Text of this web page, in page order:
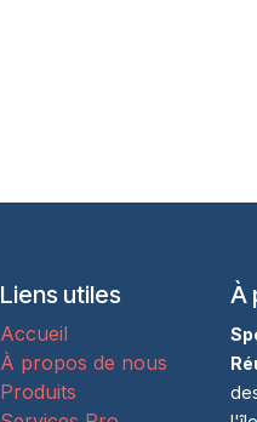
Liens utiles
Accueil
À propos de nous
Produits
À